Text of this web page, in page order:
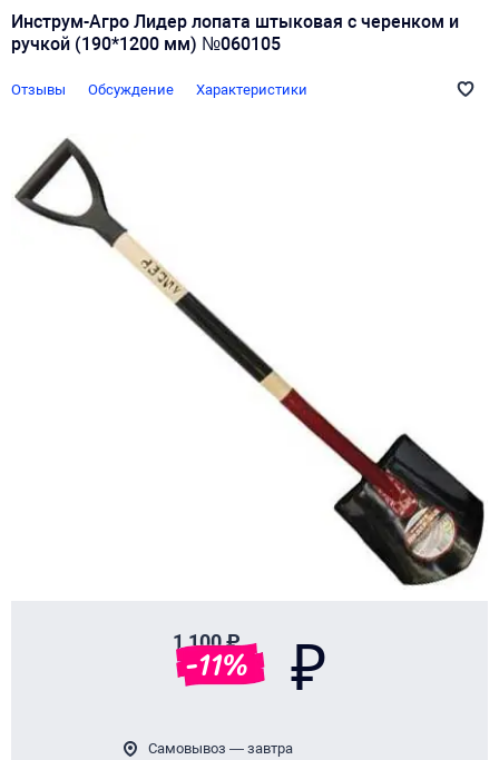
Инструм-Агро Лидер лопата штыковая с черенком и
ручкой (190*1200 мм) №060105
Отзывы Обсуждение Характеристики
1 100 ₽
-11% ₽
Самовывоз — завтра